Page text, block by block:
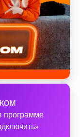
программе